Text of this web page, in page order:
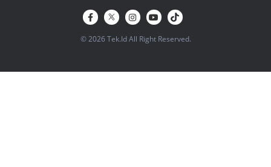
© 2026 Tek.Id All Right Reserved.